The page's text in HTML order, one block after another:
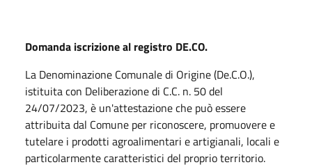
Domanda iscrizione al registro DE.CO.
La Denominazione Comunale di Origine (De.C.O.),
istituita con Deliberazione di C.C. n. 50 del
24/07/2023, è un'attestazione che può essere
attribuita dal Comune per riconoscere, promuovere e
tutelare i prodotti agroalimentari e artigianali, locali e
particolarmente caratteristici del proprio territorio.